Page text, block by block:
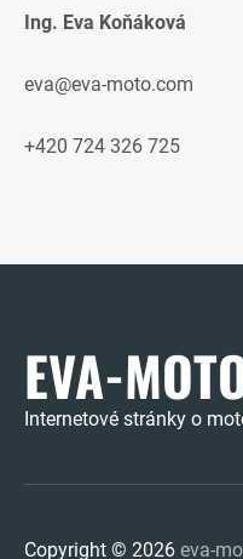
Ing. Eva Koňáková
eva@eva-moto.com
+420 724 326 725
EVA-
Internetové stránky o
Copyright © 2026 eva-